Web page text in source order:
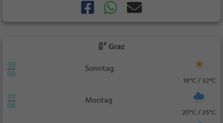
Graz
09
08
Sonntag
18°C / 32°C
10
08
Montag
20°C / 35°C